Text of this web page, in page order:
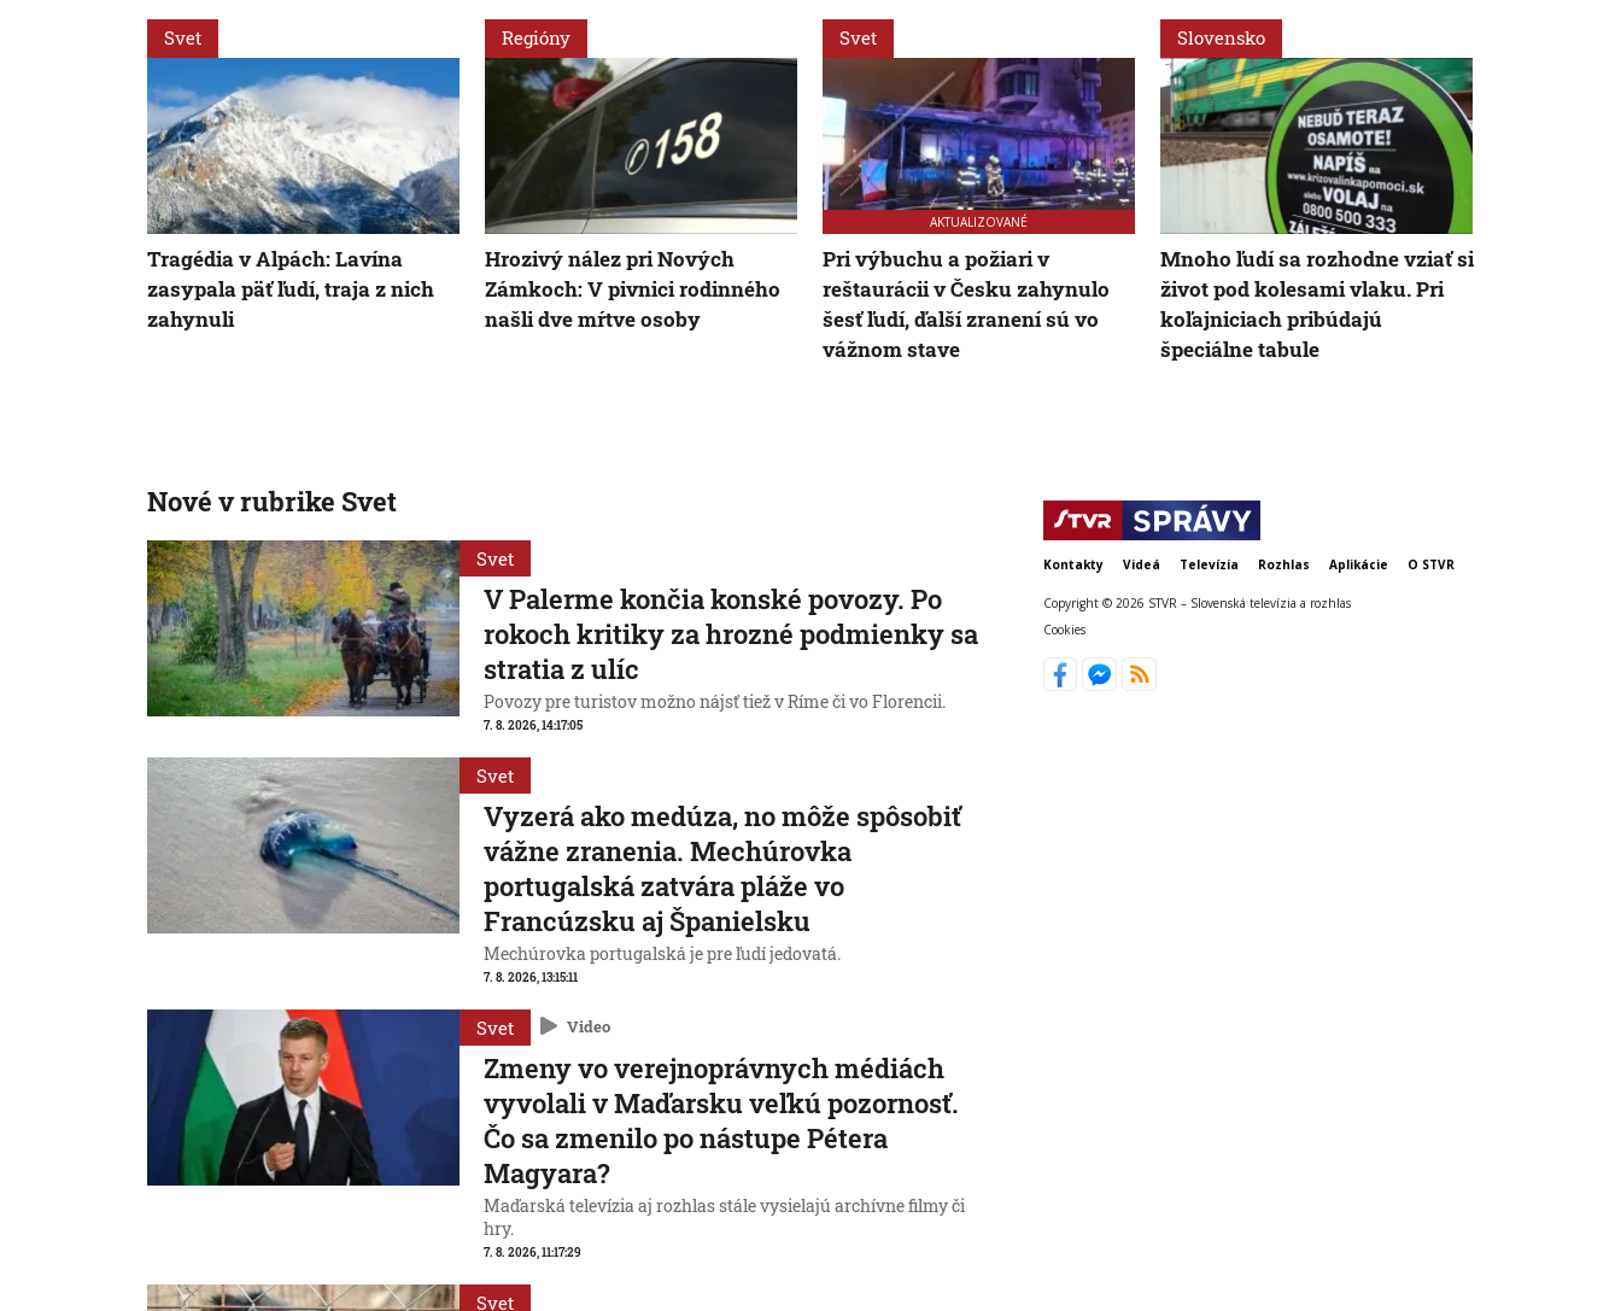
Svet
Tragédia v Alpách: Lavína
zasypala päť ľudí, traja z nich
zahynuli
Regióny
Hrozivý nález pri Nových
Zámkoch: V pivnici rodinného
našli dve mŕtve osoby
Svet
AKTUALIZOVANÉ
Pri výbuchu a požiari v
reštaurácii v Česku zahynulo
šesť ľudí, ďalší zranení sú vo
vážnom stave
Slovensko
Mnoho ľudí sa rozhodne vziať si
život pod kolesami vlaku. Pri
koľajniciach pribúdajú
špeciálne tabule
Nové v rubrike Svet
Svet
V Palerme končia konské povozy. Po
rokoch kritiky za hrozné podmienky sa
stratia z ulíc
Povozy pre turistov možno nájsť tiež v Ríme či vo Florencii.
7. 8. 2026, 14:17:05
Svet
Vyzerá ako medúza, no môže spôsobiť
vážne zranenia. Mechúrovka
portugalská zatvára pláže vo
Francúzsku aj Španielsku
Mechúrovka portugalská je pre ľudí jedovatá.
7. 8. 2026, 13:15:11
Svet Video
Zmeny vo verejnoprávnych médiách
vyvolali v Maďarsku veľkú pozornosť.
Čo sa zmenilo po nástupe Pétera
Magyara?
Maďarská televízia aj rozhlas stále vysielajú archívne filmy či
hry.
7. 8. 2026, 11:17:29
Svet
Kontakty Videá Televízia Rozhlas Aplikácie O STVR
Copyright © 2026 STVR – Slovenská televízia a rozhlas
Cookies